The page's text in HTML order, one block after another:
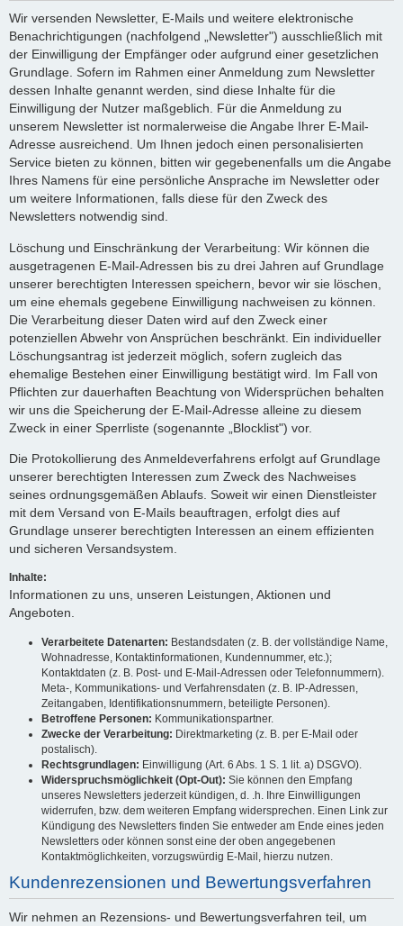
Wir versenden Newsletter, E-Mails und weitere elektronische
Benachrichtigungen (nachfolgend „Newsletter") ausschließlich mit
der Einwilligung der Empfänger oder aufgrund einer gesetzlichen
Grundlage. Sofern im Rahmen einer Anmeldung zum Newsletter
dessen Inhalte genannt werden, sind diese Inhalte für die
Einwilligung der Nutzer maßgeblich. Für die Anmeldung zu
unserem Newsletter ist normalerweise die Angabe Ihrer E-Mail-
Adresse ausreichend. Um Ihnen jedoch einen personalisierten
Service bieten zu können, bitten wir gegebenenfalls um die Angabe
Ihres Namens für eine persönliche Ansprache im Newsletter oder
um weitere Informationen, falls diese für den Zweck des
Newsletters notwendig sind.
Löschung und Einschränkung der Verarbeitung: Wir können die
ausgetragenen E-Mail-Adressen bis zu drei Jahren auf Grundlage
unserer berechtigten Interessen speichern, bevor wir sie löschen,
um eine ehemals gegebene Einwilligung nachweisen zu können.
Die Verarbeitung dieser Daten wird auf den Zweck einer
potenziellen Abwehr von Ansprüchen beschränkt. Ein individueller
Löschungsantrag ist jederzeit möglich, sofern zugleich das
ehemalige Bestehen einer Einwilligung bestätigt wird. Im Fall von
Pflichten zur dauerhaften Beachtung von Widersprüchen behalten
wir uns die Speicherung der E-Mail-Adresse alleine zu diesem
Zweck in einer Sperrliste (sogenannte „Blocklist") vor.
Die Protokollierung des Anmeldeverfahrens erfolgt auf Grundlage
unserer berechtigten Interessen zum Zweck des Nachweises
seines ordnungsgemäßen Ablaufs. Soweit wir einen Dienstleister
mit dem Versand von E-Mails beauftragen, erfolgt dies auf
Grundlage unserer berechtigten Interessen an einem effizienten
und sicheren Versandsystem.
Inhalte:
Informationen zu uns, unseren Leistungen, Aktionen und
Angeboten.
Verarbeitete Datenarten: Bestandsdaten (z. B. der vollständige Name,
Wohnadresse, Kontaktinformationen, Kundennummer, etc.);
Kontaktdaten (z. B. Post- und E-Mail-Adressen oder Telefonnummern).
Meta-, Kommunikations- und Verfahrensdaten (z. B. IP-Adressen,
Zeitangaben, Identifikationsnummern, beteiligte Personen).
Betroffene Personen: Kommunikationspartner.
Zwecke der Verarbeitung: Direktmarketing (z. B. per E-Mail oder
postalisch).
Rechtsgrundlagen: Einwilligung (Art. 6 Abs. 1 S. 1 lit. a) DSGVO).
Widerspruchsmöglichkeit (Opt-Out): Sie können den Empfang
unseres Newsletters jederzeit kündigen, d. .h. Ihre Einwilligungen
widerrufen, bzw. dem weiteren Empfang widersprechen. Einen Link zur
Kündigung des Newsletters finden Sie entweder am Ende eines jeden
Newsletters oder können sonst eine der oben angegebenen
Kontaktmöglichkeiten, vorzugswürdig E-Mail, hierzu nutzen.
Kundenrezensionen und Bewertungsverfahren
Wir nehmen an Rezensions- und Bewertungsverfahren teil, um